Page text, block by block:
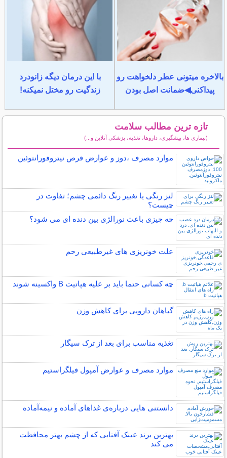
بالاخره میتونی عطر دلخواهت رو
پیداکنی◀ضمانت اصل بودن
با این درمان دیگه زانودرد
زندگیت رو مختل نمیکنه!
تازه ترین مطالب سلامت
(بیماری ها، پیشگیری، داروها، تغذیه، پزشکی آنلاین و...)
موارد مصرف ،دوز و عوارض قرص نیتروفورانتوئین
لنز رنگی یا تغییر رنگ دائمی چشم؛ تفاوت در
چیست؟
چه چیزی باعث نورالژی بین دنده ای می شود؟
علت خونریزی های غیرطبیعی رحم
چه کسانی حتما باید بر علیه هپاتیت B واکسینه شوند
گیاهان دارویی برای کاهش وزن
تغذیه مناسب برای بعد از ترک سیگار
موارد مصرف و عوارض آمپول فیلگراستیم
دانستنی هایی درباره‌ی غذاهای آماده و نیمه‌آماده
بهترین برند عینک آفتابی که از چشم بهتر محافظت
می کند